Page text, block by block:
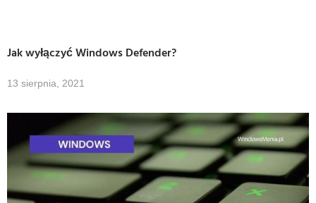
Jak wyłączyć Windows Defender?
13 sierpnia, 2021